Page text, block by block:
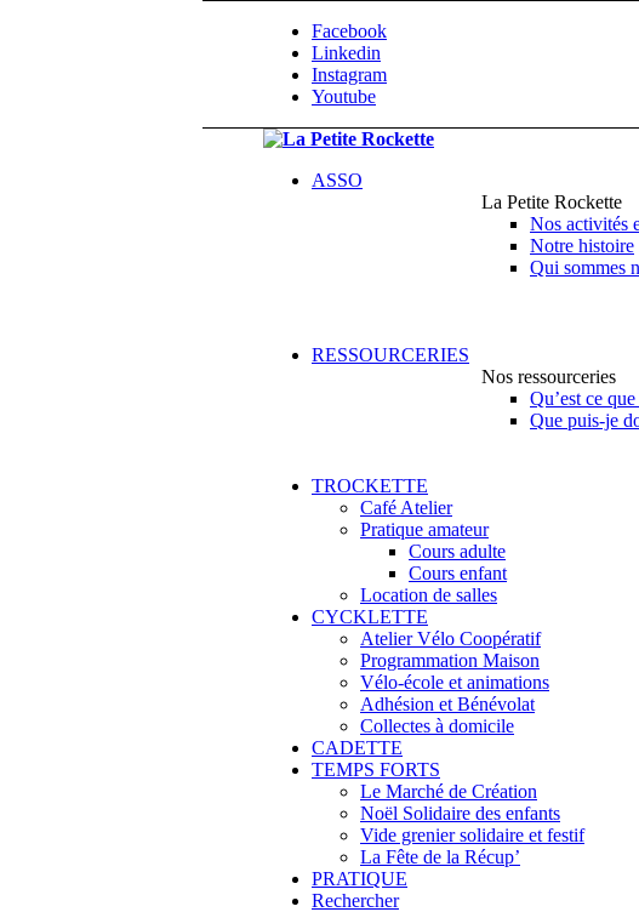
Facebook
Linkedin
Instagram
Youtube
ASSO
La Petite Rockette
Nos activités
Notre histoire
Qui sommes
RESSOURCERIES
Nos ressourceries
Qu’est ce que
Que puis-je
TROCKETTE
Café Atelier
Pratique amateur
Cours adulte
Cours enfant
Location de salles
CYCKLETTE
Atelier Vélo Coopératif
Programmation Maison
Vélo-école et animations
Adhésion et Bénévolat
Collectes à domicile
CADETTE
TEMPS FORTS
Le Marché de Création
Noël Solidaire des enfants
Vide grenier solidaire et festif
La Fête de la Récup’
PRATIQUE
Rechercher